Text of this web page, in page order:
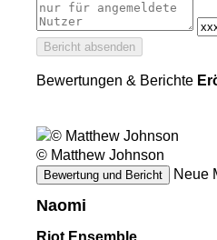
Bericht absenden
Bewertungen & Berichte
© Matthew Johnson
Bewertung und Bericht Neue
Naomi